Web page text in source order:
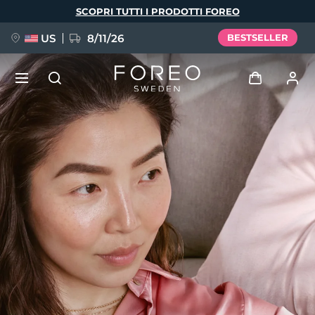
SCOPRI TUTTI I PRODOTTI FOREO
US 8/11/26 BESTSELLER
Accedi
Profilo utente
I miei dispositivi
I miei ordini
I miei indirizzi
I miei abbonamenti
NUOVO
FAQ™ Pure Beauty-Tech Elixir
BREAKING NEWS
issa™ Teeth Whitening Set
Lingua
English Deutsch
Español
Français
Italiano
Português
Polski
Svenska
Русский
Türkçe
简体中文 繁體中文